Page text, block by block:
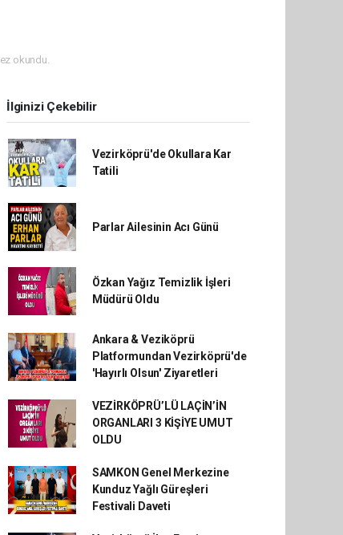
okundu.
İlginizi Çekebilir
Vezirköprü'de Okullara Kar
Tatili
Parlar Ailesinin Acı Günü
Özkan Yağız Temizlik İşleri
Müdürü Oldu
Ankara & Veziköprü
Platformundan Vezirköprü'de
'Hayırlı Olsun' Ziyaretleri
VEZİRKÖPRÜ’LÜ LAÇİN’İN
ORGANLARI 3 KİŞİYE UMUT
OLDU
SAMKON Genel Merkezine
Kunduz Yağlı Güreşleri
Festivali Daveti